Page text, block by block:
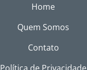
Home
Quem Somos
Contato